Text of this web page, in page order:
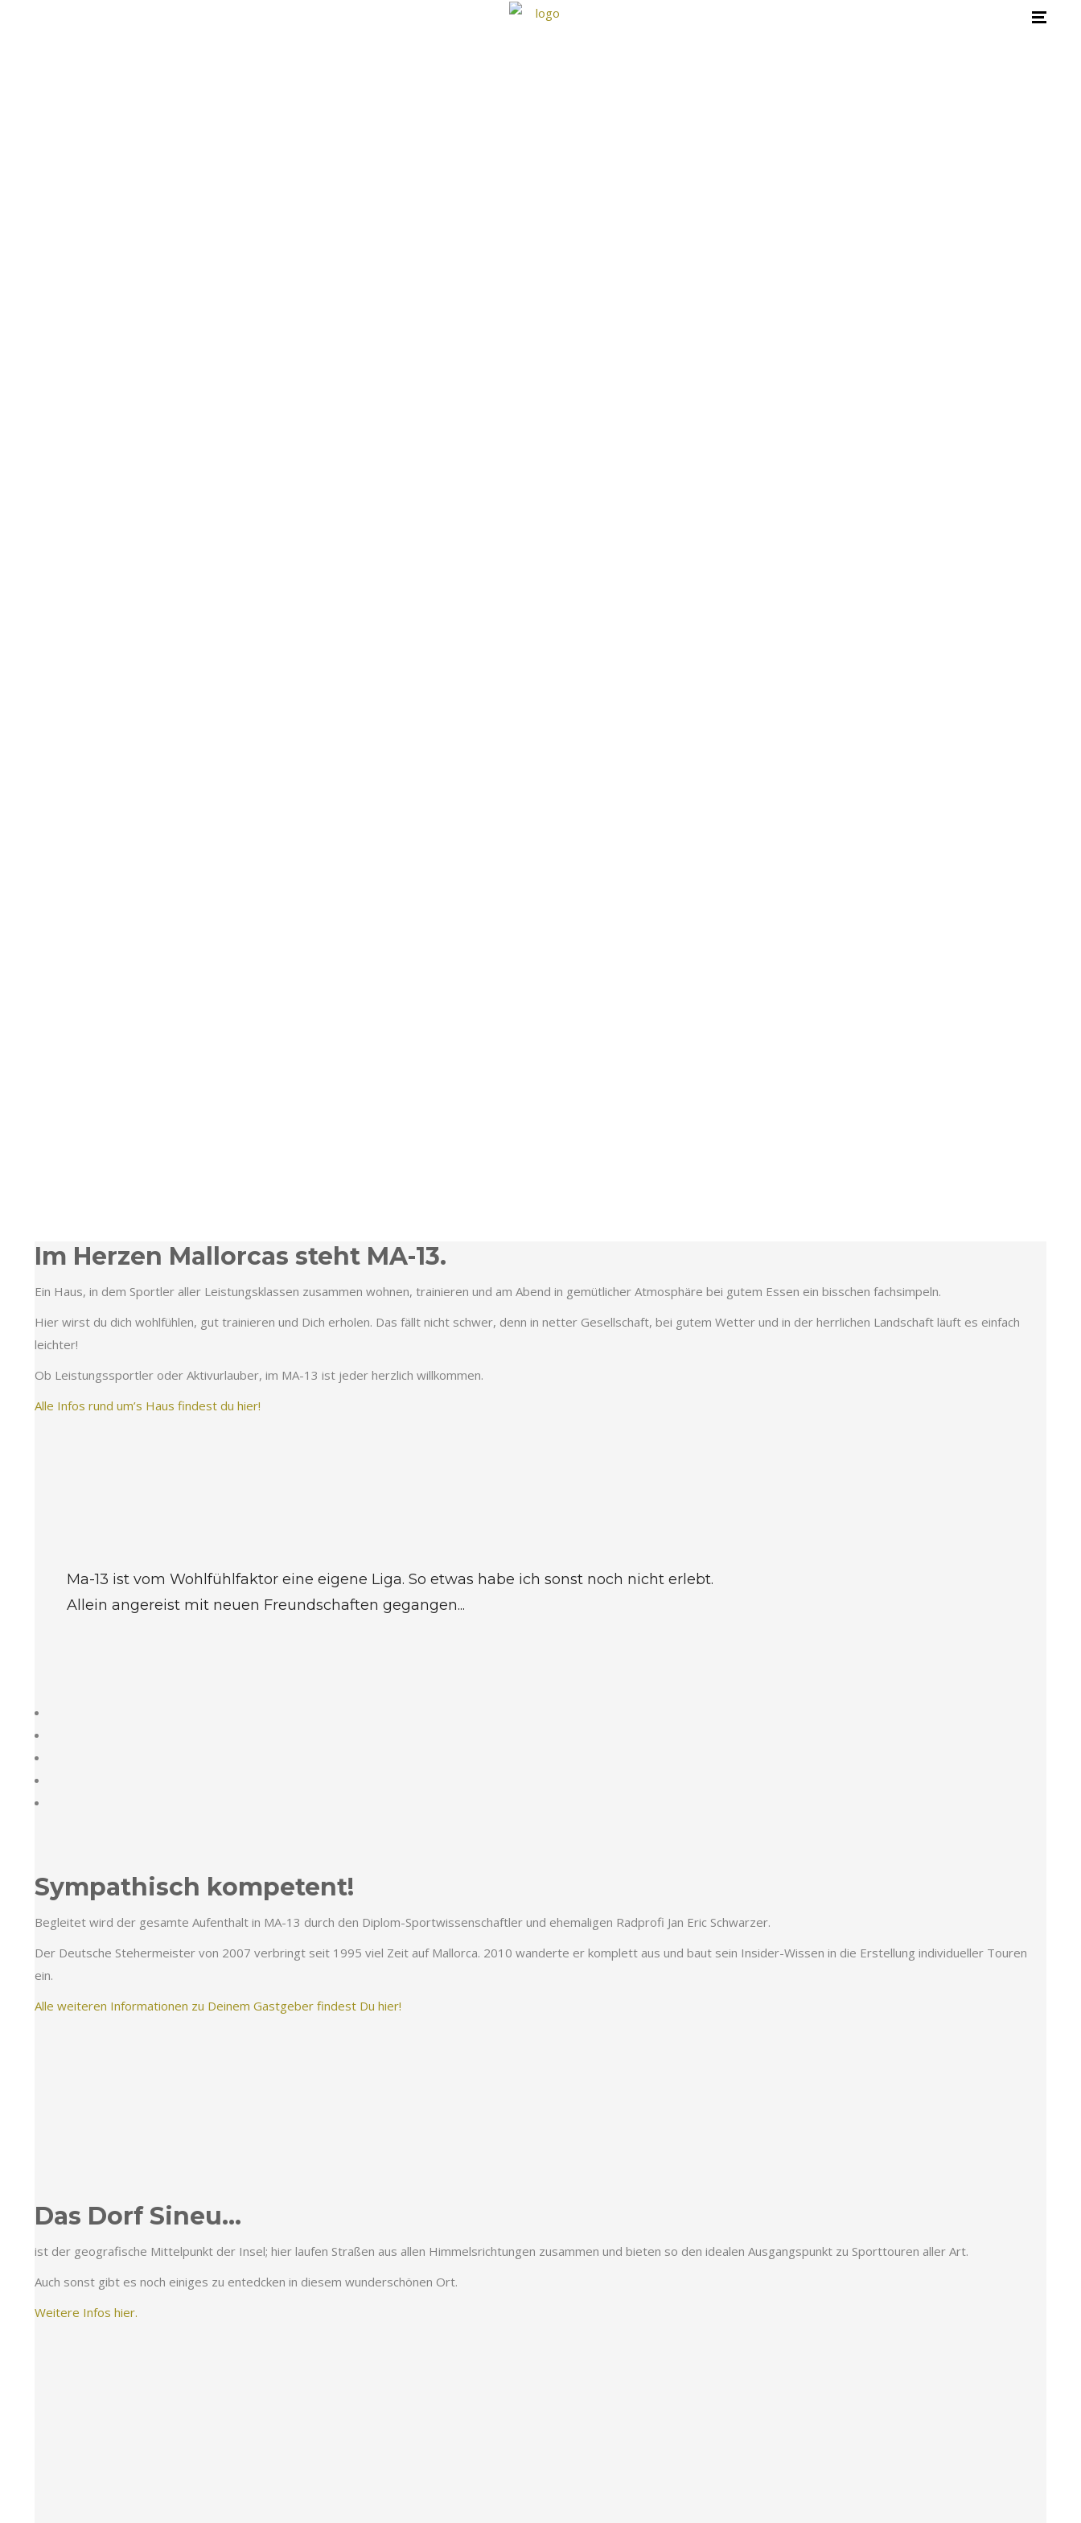
Im Herzen Mallorcas steht MA-13.
Ein Haus, in dem Sportler aller Leistungsklassen zusammen wohnen, trainieren und am Abend in gemütlicher Atmosphäre bei gutem Essen ein bisschen fachsimpeln.
Hier wirst du dich wohlfühlen, gut trainieren und Dich erholen. Das fällt nicht schwer, denn in netter Gesellschaft, bei gutem Wetter und in der herrlichen Landschaft läuft es einfach
leichter!
Ob Leistungssportler oder Aktivurlauber, im MA-13 ist jeder herzlich willkommen.
Alle Infos rund um’s Haus findest du hier!
Ma-13 ist vom Wohlfühlfaktor eine eigene Liga. So etwas habe ich sonst noch nicht erlebt.
Allein angereist mit neuen Freundschaften gegangen...
Sympathisch kompetent!
Begleitet wird der gesamte Aufenthalt in MA-13 durch den Diplom-Sportwissenschaftler und ehemaligen Radprofi Jan Eric Schwarzer.
Der Deutsche Stehermeister von 2007 verbringt seit 1995 viel Zeit auf Mallorca. 2010 wanderte er komplett aus und baut sein Insider-Wissen in die Erstellung individueller Touren
ein.
Alle weiteren Informationen zu Deinem Gastgeber findest Du hier!
Das Dorf Sineu…
ist der geografische Mittelpunkt der Insel; hier laufen Straßen aus allen Himmelsrichtungen zusammen und bieten so den idealen Ausgangspunkt zu Sporttouren aller Art.
Auch sonst gibt es noch einiges zu entedcken in diesem wunderschönen Ort.
Weitere Infos hier.